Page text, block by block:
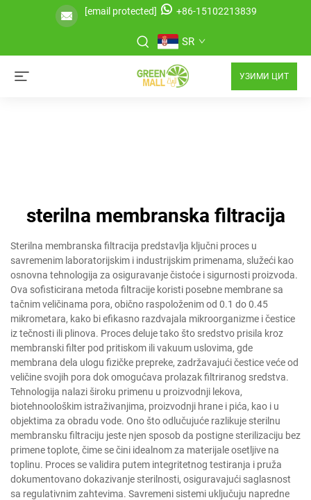
[email protected] +86-15102213839
SR
УЗИМИ ЦИТ
sterilna membranska filtracija
Sterilna membranska filtracija predstavlja ključni proces u
savremenim laboratorijskim i industrijskim primenama, služeći kao
osnovna tehnologija za osiguravanje čistoće i sigurnosti proizvoda.
Ova sofisticirana metoda filtracije koristi posebne membrane sa
tačnim veličinama pora, obično raspoloženim od 0.1 do 0.45
mikrometara, kako bi efikasno razdvajala mikroorganizme i čestice
iz tečnosti ili plinova. Proces deluje tako što sredstvo prisila kroz
membranski filter pod pritiskom ili vakuum uslovima, gde
membrana dela ulogu fizičke prepreke, zadržavajući čestice veće od
veličine svojih pora dok omogućava prolazak filtriranog sredstva.
Tehnologija nalazi široku primenu u proizvodnji lekova,
biotehnoološkim istraživanjima, proizvodnji hrane i pića, kao i u
objektima za obradu vode. Ono što odlučujuće razlikuje sterilnu
membransku filtraciju jeste njen sposob da postigne sterilizaciju bez
primene toplote, čime se čini idealnom za materijale osetljive na
toplinu. Proces se validira putem integritetnog testiranja i pruža
dokumentovano dokazivanje sterilnosti, osiguravajući saglasnost
sa regulativnim zahtevima. Savremeni sistemi uključuju napredne